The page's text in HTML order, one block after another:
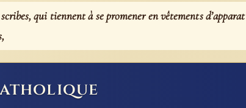
qui tiennent à se promener en vêtements d’apparat